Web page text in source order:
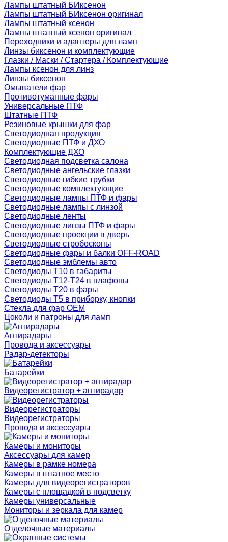
Лампы штатный БИксенон
Лампы штатный БИксенон оригинал
Лампы штатный ксенон
Лампы штатный ксенон оригинал
Переходники и адаптеры для ламп
Линзы биксенон и комплектующие
Глазки / Маски / Стартера / Комплектующие
Лампы ксенон для линз
Линзы биксенон
Омыватели фар
Противотуманные фары
Универсальные ПТФ
Штатные ПТФ
Резиновые крышки для фар
Светодиодная продукция
Светодиодные ПТФ и ДХО
Комплектующие ДХО
Светодиодная подсветка салона
Светодиодные ангельские глазки
Светодиодные гибкие трубки
Светодиодные комплектующие
Светодиодные лампы ПТФ и фары
Светодиодные лампы с линзой
Светодиодные ленты
Светодиодные линзы ПТФ и фары
Светодиодные проекции в дверь
Светодиодные стробоскопы
Светодиодные фары и балки OFF-ROAD
Светодиодные эмблемы авто
Светодиоды T10 в габариты
Светодиоды T12-T24 в плафоны
Светодиоды T20 в фары
Светодиоды T5 в приборку, кнопки
Стекла для фар OEM
Цоколи и патроны для ламп
Антирадары
Провода и аксессуары
Радар-детекторы
Батарейки
Видеорегистратор + антирадар
Видеорегистраторы
Видеорегистраторы
Провода и аксессуары
Камеры и мониторы
Аксессуары для камер
Камеры в рамке номера
Камеры в штатное место
Камеры для видеорегистраторов
Камеры с площадкой в подсветку
Камеры универсальные
Мониторы и зеркала для камер
Отделочные материалы